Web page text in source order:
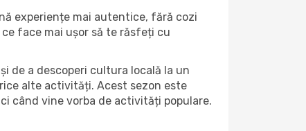
experiențe mai autentice, fără cozi
face mai ușor să te răsfeți cu
de a descoperi cultura locală la un
alte activități. Acest sezon este
când vine vorba de activități populare.